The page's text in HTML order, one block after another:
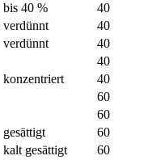
bis 40 %
40
verdünnt
40
verdünnt
40
40
konzentriert
40
60
60
gesättigt
60
kalt gesättigt
60